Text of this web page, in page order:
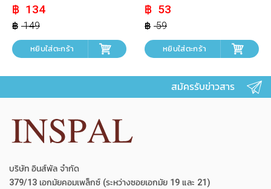
149
Original
price
was:
฿ 149.
134
Current
price
is:
฿ 134.
หยิบใส่ตะกร้า
59
Original
price
was:
฿ 59.
53
Current
price
is:
฿ 53.
หยิบใส่ตะกร้า
สมัครรับข่าวสาร
บริษัท อินส์พัล จำกัด
379/13 เอกมัยคอมเพล็กซ์ (ระหว่างซอยเอกมัย 19 และ 21)